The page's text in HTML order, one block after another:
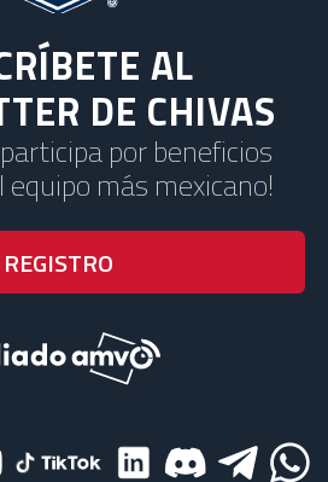
AL
DE CHIVAS
por beneficios
equipo más mexicano!